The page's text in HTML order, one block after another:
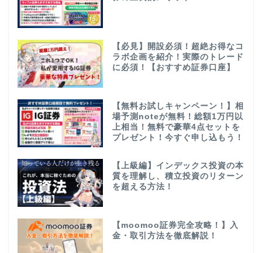
【必見】開設必須！超絶お得なコ
ラボ企画を紹介！実際のトレード
に必須！【おすすめ証券口座】
【無料お試しキャンペーン！】相
場予測noteが無料！総額1万円以
上相当！無料で豪華4点セットを
プレゼント！今すぐ申し込もう！
【上級編】インデックス投資の本
質を理解し、積立投資のリターン
を超える方法！
【moomoo証券完全攻略！】入
金・取引方法を徹底解説！